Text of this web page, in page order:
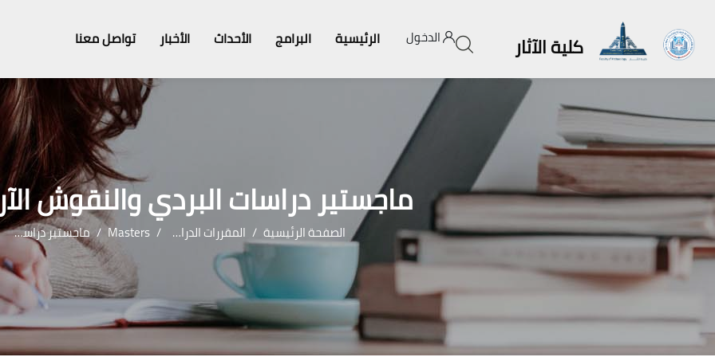
كلية الآثار الدخول الرئيسية البرامج الأحداث الأخبار تواصل معنا
ماجستير دراسات البردي والنقوش
الصفحة الرئيسية المقررات الدراسية Masters ماجستير دراسات البردي والنقوش الآرامية